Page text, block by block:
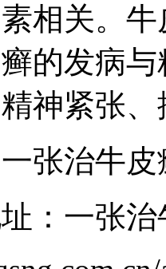
相关。
的发病
神紧张
张治牛
：一张